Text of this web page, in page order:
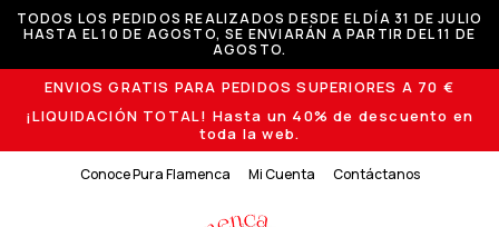
TODOS LOS PEDIDOS REALIZADOS DESDE EL DÍA 31 DE JULIO
HASTA EL 10 DE AGOSTO, SE ENVIARÁN A PARTIR DEL 11 DE
AGOSTO.
ENVIOS GRATIS PARA PEDIDOS SUPERIORES A 70 €
¡LIQUIDACIÓN TOTAL! Hasta un 40% de descuento en
toda la web.
Conoce Pura Flamenca Mi Cuenta Contáctanos